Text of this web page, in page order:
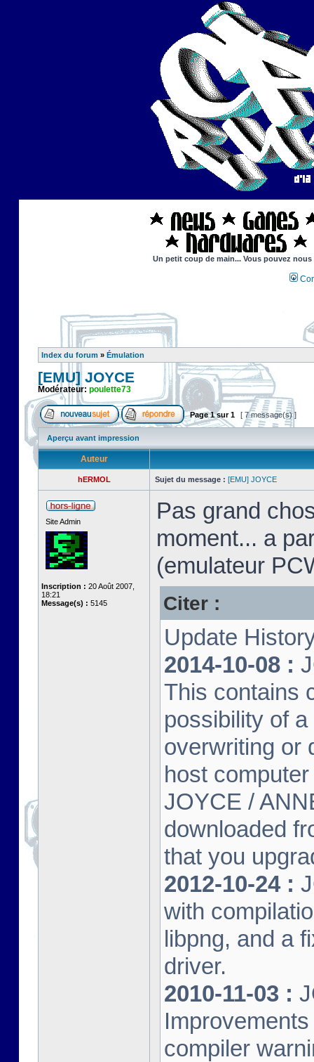
Un petit coup de main... Vous pouvez
Index du forum » Émulation
[EMU] JOYCE
Modérateur: poulette73
Page1sur1 [ 7 message(s) ]
Aperçu avant impression
Auteur
hERMOL Sujet du message : [EMU] JOYCE
Site Admin
Inscription : 20 Août 2007,
18:21
Message(s) : 5145
Pas grand
moment... a
(emulateur
Citer :
Update
2014-10-08 :
This contains
possibility of
overwriting or
host
JOYCE /
downloaded
that you
2012-10-24 :
with
libpng, and a
driver.
2010-11-03 :
compiler